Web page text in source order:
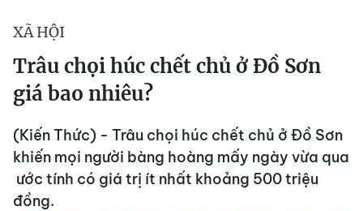
XÃ HỘI
Trâu chọi húc chết chủ ở Đồ Sơn
giá bao nhiêu?
(Kiến Thức) - Trâu chọi húc chết chủ ở Đồ Sơn
khiến mọi người bàng hoàng mấy ngày vừa qua
ước tính có giá trị ít nhất khoảng 500 triệu
đồng.